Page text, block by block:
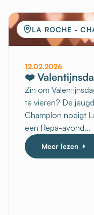
LA ROCHE -
12.02.2026
❤️
Zin om
te vieren? De
Champlon nodigt
een Repa-avond...
Meer lezen